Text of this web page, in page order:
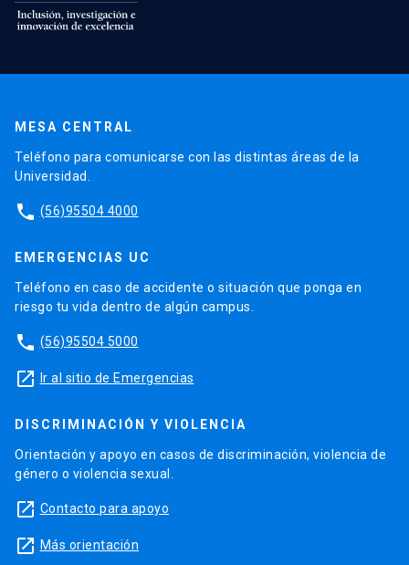
MESA CENTRAL
Teléfono para comunicarse con las distintas áreas de la
Universidad.
phone (56)95504 4000
EMERGENCIAS UC
Teléfono en caso de accidente o situación que ponga en
riesgo tu vida dentro de algún campus.
phone (56)95504 5000
launch Ir al sitio de Emergencias
DISCRIMINACIÓN Y VIOLENCIA
Orientación y apoyo en casos de discriminación, violencia de
género o violencia sexual.
launch Contacto para apoyo
launch Más orientación